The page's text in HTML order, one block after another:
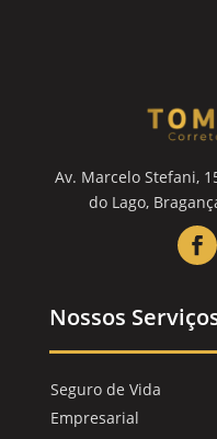
Av. Marcelo Stefani,
do Lago,
Nossos
Seguro de Vida
Empresarial